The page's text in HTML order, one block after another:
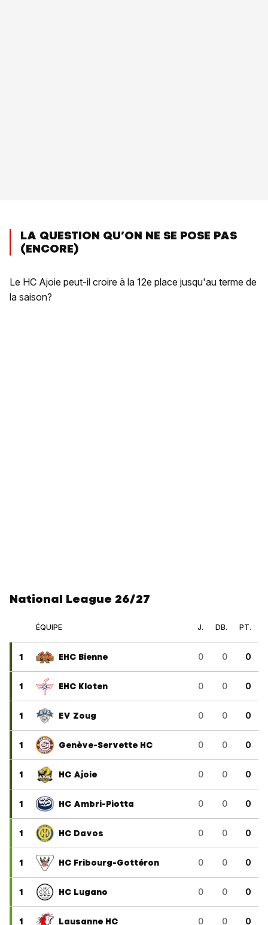
LA QUESTION QU’ON NE SE POSE PAS
(ENCORE)
Le HC Ajoie peut-il croire à la 12e place jusqu'au terme de
la saison?
National League 26/27
ÉQUIPE J. DB. PT.
1 EHC Bienne 0 0 0
1 EHC Kloten 0 0 0
1 EV Zoug 0 0 0
1 Genève-Servette HC 0 0 0
1 HC Ajoie 0 0 0
1 HC Ambri-Piotta 0 0 0
1 HC Davos 0 0 0
1 HC Fribourg-Gottéron 0 0 0
1 HC Lugano 0 0 0
1 Lausanne HC 0 0 0